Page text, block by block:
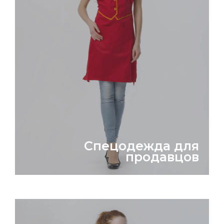
Спецодежда для
продавцов